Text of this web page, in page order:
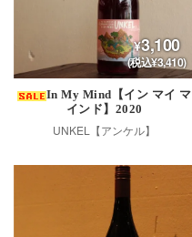
3,100
(税込¥3,410)
In My Mind【イン マイ マ
インド】2020
UNKEL【アンケル】